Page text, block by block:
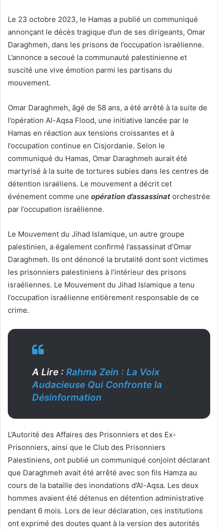
Le 23 octobre 2023, le Hamas a publié un communiqué
annonçant le décès tragique d’un de ses dirigeants, Omar
Daraghmeh, dans les prisons de l’occupation israélienne.
L’annonce a secoué la communauté palestinienne et
suscité une vive émotion parmi les partisans du
mouvement.
Omar Daraghmeh, âgé de 58 ans, a été arrêté à la suite de
l’opération Al-Aqsa Flood, une initiative lancée par le
Hamas en réaction aux tensions croissantes et à
l’occupation continue en Cisjordanie. Selon le
communiqué du Hamas, Omar Daraghmeh aurait été
martyrisé à la suite de tortures subies dans les centres de
détention israéliens. Le mouvement a décrit cet
événement comme une opération d’assassinat orchestrée
par l’occupation israélienne.
Le Mouvement du Jihad Islamique, un autre groupe
palestinien, a également confirmé l’assassinat d’Omar
Daraghmeh. Ils ont dénoncé la brutalité dont sont victimes
les prisonniers palestiniens à l’intérieur des prisons
israéliennes. Le Mouvement du Jihad Islamique a tenu
l’occupation israélienne entièrement responsable de ce
crime.
A Lire : Rahma Zein : La Voix
Audacieuse Qui Confronte la
Désinformation
L’Autorité des Affaires des Prisonniers et des Ex-
Prisonniers, ainsi que le Club des Prisonniers
Palestiniens, ont publié un communiqué conjoint déclarant
que Daraghmeh avait été arrêté avec son fils Hamza au
cours de la bataille des inondations d’Al-Aqsa. Les deux
hommes avaient été détenus en détention administrative
pendant 6 mois. Lors de leur déclaration, ces institutions
ont exprimé des doutes quant à la version des autorités